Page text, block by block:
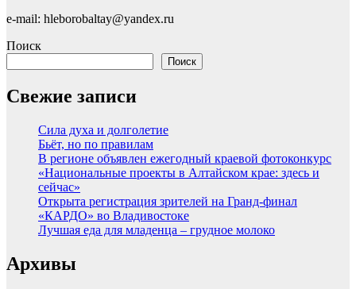
e-mail: hleborobaltay@yandex.ru
Поиск
Поиск
Свежие записи
Сила духа и долголетие
Бьёт, но по правилам
В регионе объявлен ежегодный краевой фотоконкурс
«Национальные проекты в Алтайском крае: здесь и
сейчас»
Открыта регистрация зрителей на Гранд-финал
«КАРДО» во Владивостоке
Лучшая еда для младенца – грудное молоко
Архивы